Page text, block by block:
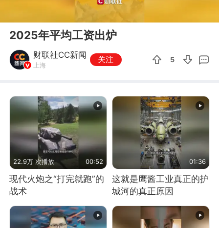
2025年平均工资出炉
财联社CC新闻
上海
关注 5
22.9万 次播放 00:52
现代火炮之“打完就跑”的
战术
01:36
这就是鹰酱工业真正的护
城河的真正原因